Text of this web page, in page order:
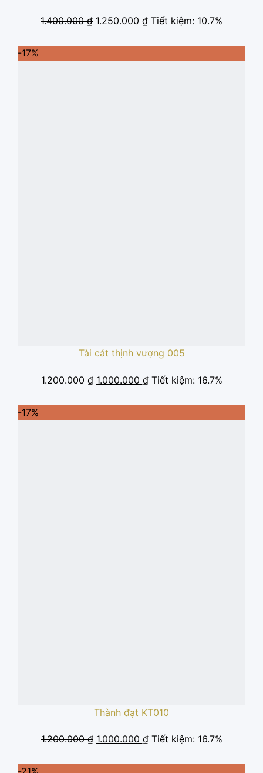
1.400.000₫ Giá
là:
1.400.000 ₫.
1.250.000 ₫Giá
tại
là:
Tiết kiệm: 10.7%
-17%
Tài cát thịnh vượng 005
1.200.000₫ Giá
là:
1.200.000 ₫.
1.000.000 ₫Giá
tại
là:
Tiết kiệm: 16.7%
-17%
Thành đạt KT010
1.200.000₫ Giá
là:
1.000.000 ₫Giá
tại
Tiết kiệm: 16.7%